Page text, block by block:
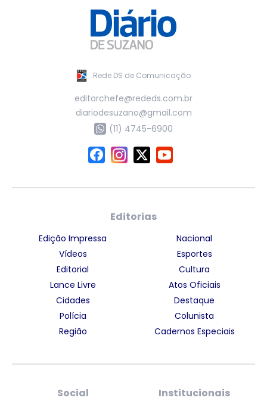
Rede DS de Comunicação
editorchefe@rededs.com.br
diariodesuzano@gmail.com
(11) 4745-6900
Editorias
Edição Impressa
Vídeos
Editorial
Lance Livre
Cidades
Polícia
Região
Nacional
Esportes
Cultura
Atos Oficiais
Destaque
Colunista
Cadernos Especiais
Social Institucionais